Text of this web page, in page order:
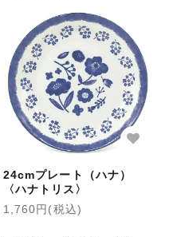
24cmプレート（ハナ）
〈ハナトリス〉
1,760円(税込)